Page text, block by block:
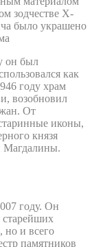
зодчестве X-
было украшено
он был
как
году храм
возобновил
От
иконы,
князя
Магдалины.
году. Он
старейших
но и всего
памятников